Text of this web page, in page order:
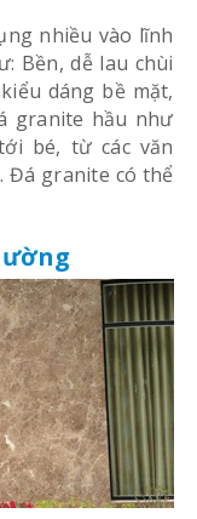
nhiều vào lĩnh
Bền, dễ lau chùi
dáng bề mặt,
granite hầu như
bé, từ các văn
Đá granite có thể